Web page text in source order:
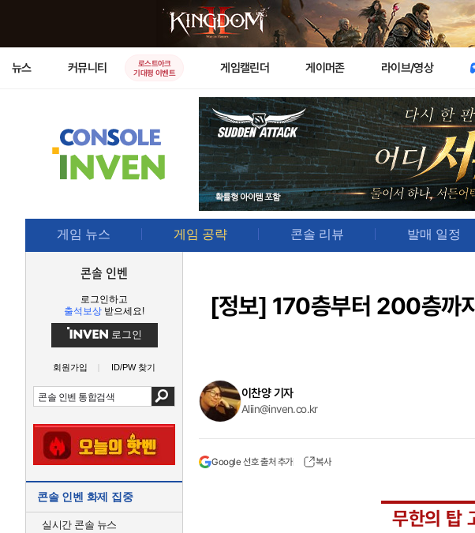
뉴스 커뮤니티
로스트아크
기대평 이벤트
게임캘린더 게이머존 라이브/영상
게임 뉴스 게임 공략 콘솔 리뷰 발매 일정
콘솔 인벤
로그인하고
출석보상 받으세요!
로그인
회원가입 ID/PW 찾기
콘솔 인벤 화제 집중
실시간 콘솔 뉴스
[정보] 170층부터 200층까
이찬양 기자
Aliin@inven.co.kr
Google 선호 출처 추가 복사
무한의 탑